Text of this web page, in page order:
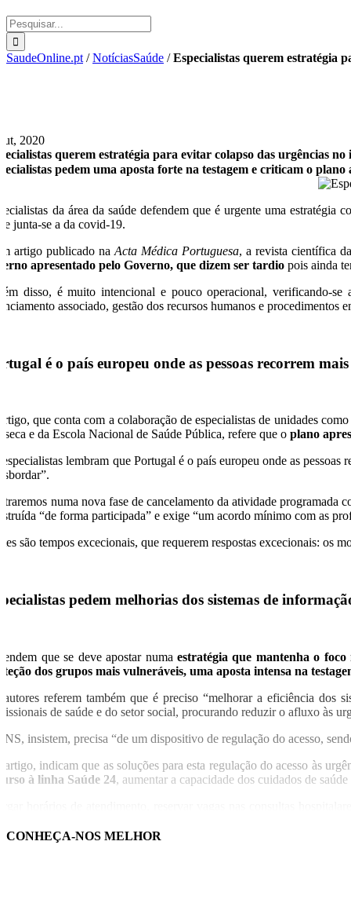
Pesquisar
SaudeOnline.pt /NotíciasSaúde /Especialistas querem estratégia
2020
querem estratégia para evitar colapso das urgências no
pedem uma aposta forte na testagem e criticam o
da área da saúde defendem que é urgente uma estratégia
junta-se a da covid-19.
artigo publicado naActa Médica Portuguesa, a revista científica
apresentado pelo Governo, que dizem ser tardio pois ainda
disso, é muito intencional e pouco operacional, verificando-se
associado, gestão dos recursos humanos e procedimentos
é o país europeu onde as pessoas recorrem
que conta com a colaboração de especialistas de unidades
e da Escola Nacional de Saúde Pública, refere que oplano
lembram que Portugal é o país europeu onde as
numa nova fase de cancelamento da atividade programada
“de forma participada” e exige “um acordo mínimo com as
são tempos excecionais, que requerem respostas excecionais:
pedem melhorias dos sistemas de
que se deve apostar numaestratégia que mantenha o
dos grupos mais vulneráveis, uma aposta intensa na
autores referem também que é preciso “melhorar a eficiência dos
de saúde e do setor social, procurando reduzir o afluxo às
insistem, precisa “de um dispositivo de regulação do acesso,
artigo, indicam que as soluções para esta regulação do acesso às
à linha Saúde 24, aumentar a capacidade dos cuidados de
forma a descongestionar os serviços de urgência será essencial
CONHEÇA-NOS MELHOR